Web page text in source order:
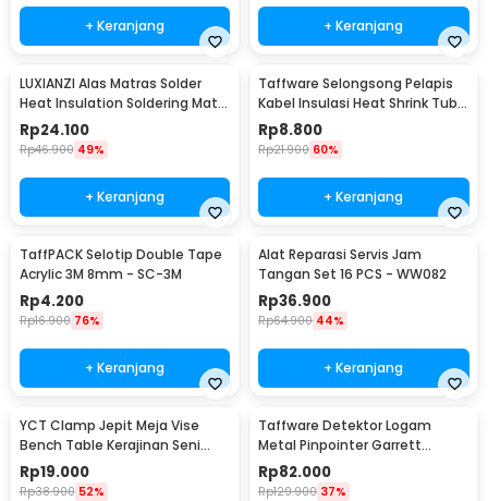
+ Keranjang + Keranjang
LUXIANZI Alas Matras Solder
Heat Insulation Soldering Mat
340x230mm - S-120B
Rp24.100
Rp46.900 49%
+ Keranjang
Taffware Selongsong Pelapis
Kabel Insulasi Heat Shrink Tube
127 PCS - RSG-AHZ
Rp8.800
Rp21.900 60%
+ Keranjang
TaffPACK Selotip Double Tape
Acrylic 3M 8mm - SC-3M
Rp4.200
Rp16.900 76%
+ Keranjang
Alat Reparasi Servis Jam
Tangan Set 16 PCS - WW082
Rp36.900
Rp64.900 44%
+ Keranjang
YCT Clamp Jepit Meja Vise
Bench Table Kerajinan Seni
Perhiasan 25mm - QST
Rp19.000
Rp38.900 52%
Taffware Detektor Logam
Metal Pinpointer Garrett
Waterproof - 1166000
Rp82.000
Rp129.900 37%